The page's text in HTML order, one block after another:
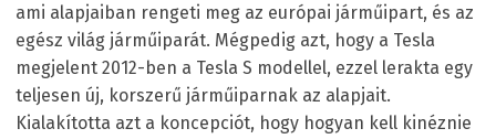
ami alapjaiban rengeti meg az európai járműipart, és az
egész világ járműiparát. Mégpedig azt, hogy a Tesla
megjelent 2012-ben a Tesla S modellel, ezzel lerakta egy
teljesen új, korszerű járműiparnak az alapjait.
Kialakította azt a koncepciót, hogy hogyan kell kinéznie